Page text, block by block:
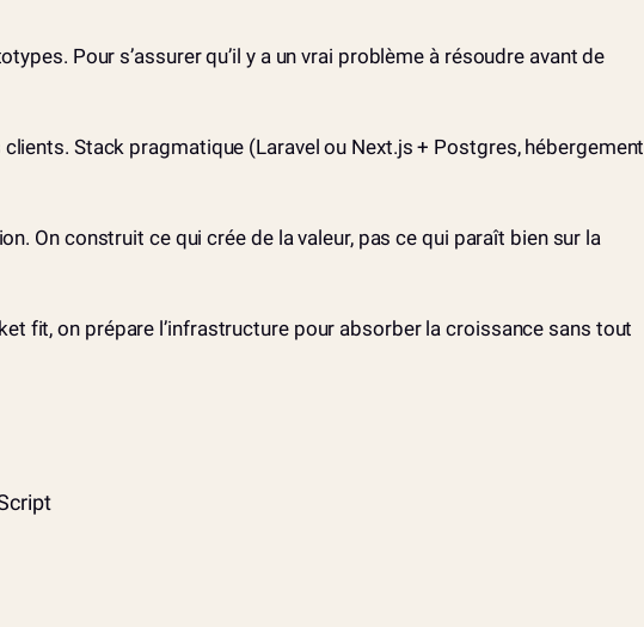
Pour s’assurer qu’il y a un vrai problème à résoudre avant de
Stack pragmatique (Laravel ou Next.js + Postgres, hébergement
On construit ce qui crée de la valeur, pas ce qui paraît bien sur la
fit, on prépare l’infrastructure pour absorber la croissance sans tout